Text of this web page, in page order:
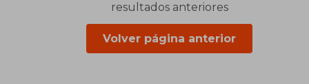
resultados anteriores
Volver página anterior